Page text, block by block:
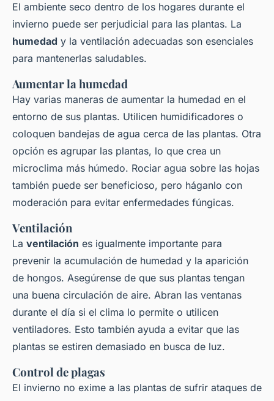
El ambiente seco dentro de los hogares durante el
invierno puede ser perjudicial para las plantas. La
humedad y la ventilación adecuadas son esenciales
para mantenerlas saludables.
Aumentar la humedad
Hay varias maneras de aumentar la humedad en el
entorno de sus plantas. Utilicen humidificadores o
coloquen bandejas de agua cerca de las plantas. Otra
opción es agrupar las plantas, lo que crea un
microclima más húmedo. Rociar agua sobre las hojas
también puede ser beneficioso, pero háganlo con
moderación para evitar enfermedades fúngicas.
Ventilación
La ventilación es igualmente importante para
prevenir la acumulación de humedad y la aparición
de hongos. Asegúrense de que sus plantas tengan
una buena circulación de aire. Abran las ventanas
durante el día si el clima lo permite o utilicen
ventiladores. Esto también ayuda a evitar que las
plantas se estiren demasiado en busca de luz.
Control de plagas
El invierno no exime a las plantas de sufrir ataques de